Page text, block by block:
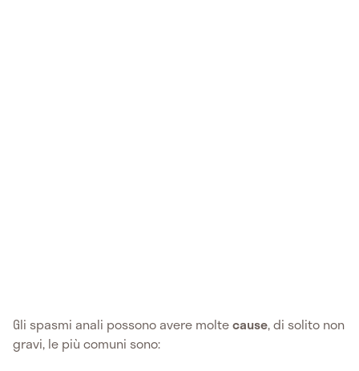
Gli spasmi anali possono avere moltecause, di solito non
gravi, le più comuni sono: